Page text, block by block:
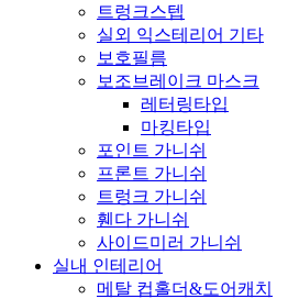
트렁크스텝
실외 익스테리어 기타
보호필름
보조브레이크 마스크
레터링타입
마킹타입
포인트 가니쉬
프론트 가니쉬
트렁크 가니쉬
휀다 가니쉬
사이드미러 가니쉬
실내 인테리어
메탈 컵홀더&도어캐치